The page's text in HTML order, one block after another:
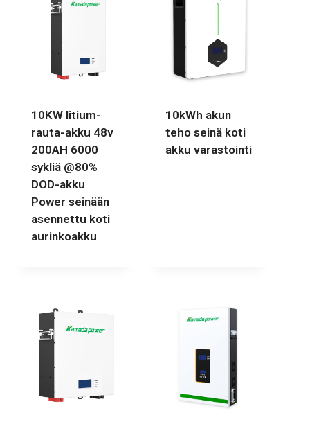
10KW litium-
rauta-akku 48v
200AH 6000
sykliä @80%
DOD-akku
Power seinään
asennettu koti
aurinkoakku
10kWh akun
teho seinä koti
akku varastointi